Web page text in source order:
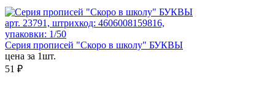
арт. 23791, штрихкод: 4606008159816,
упаковки: 1/50
Серия прописей "Скоро в школу" БУКВЫ
цена за 1шт.
51 ₽